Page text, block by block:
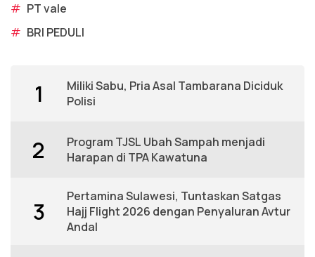
# PT vale
# BRI PEDULI
1
Miliki Sabu, Pria Asal Tambarana Diciduk
Polisi
2
Program TJSL Ubah Sampah menjadi
Harapan di TPA Kawatuna
3
Pertamina Sulawesi, Tuntaskan Satgas
Hajj Flight 2026 dengan Penyaluran Avtur
Andal